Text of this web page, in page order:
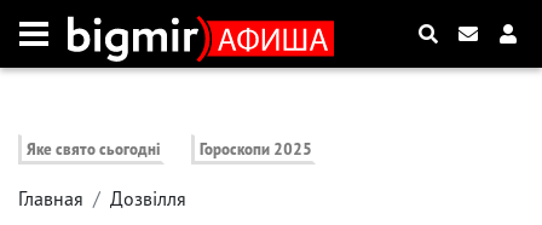
Яке свято сьогодні Гороскопи 2025
Главная Дозвілля